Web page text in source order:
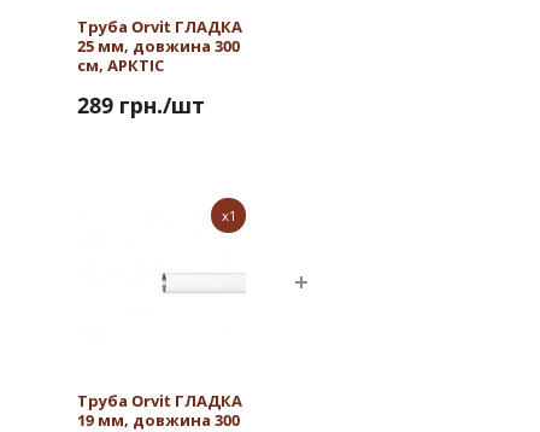
Труба Orvit ГЛАДКА
25 мм, довжина 300
см, АРКТІС
289 грн./шт
x1
Труба Orvit ГЛАДКА
19 мм, довжина 300